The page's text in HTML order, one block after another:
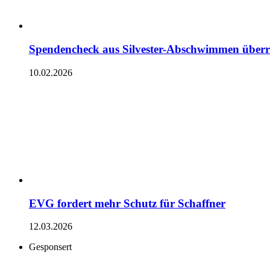
Spendencheck aus Silvester-Abschwimmen
10.02.2026
EVG fordert mehr Schutz für Schaffner
12.03.2026
Gesponsert